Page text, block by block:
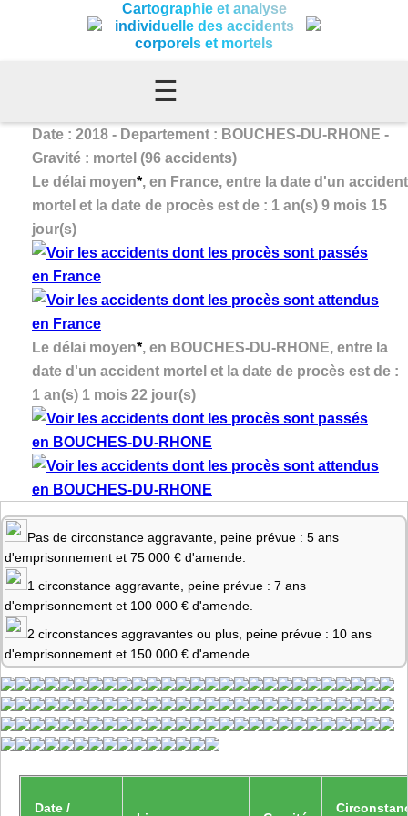
Cartographie et analyse
individuelle des accidents
corporels et mortels
☰
Date : 2018 - Departement : BOUCHES-DU-RHONE -
Gravité : mortel (96 accidents)
Le délai moyen*, en France, entre la date d'un accident
mortel et la date de procès est de : 1 an(s) 9 mois 15
jour(s)
Le délai moyen*, en BOUCHES-DU-RHONE, entre la
date d'un accident mortel et la date de procès est de :
1 an(s) 1 mois 22 jour(s)
Pas de circonstance aggravante, peine prévue : 5 ans
d'emprisonnement et 75 000 € d'amende.
1 circonstance aggravante, peine prévue : 7 ans
d'emprisonnement et 100 000 € d'amende.
2 circonstances aggravantes ou plus, peine prévue : 10 ans
d'emprisonnement et 150 000 € d'amende.
Date /